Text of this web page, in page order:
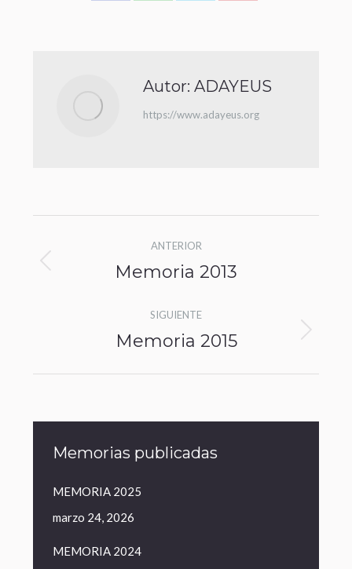
Autor: ADAYEUS
https://www.adayeus.org
ANTERIOR
Memoria 2013
SIGUIENTE
Memoria 2015
Memorias publicadas
MEMORIA 2025
marzo 24, 2026
MEMORIA 2024